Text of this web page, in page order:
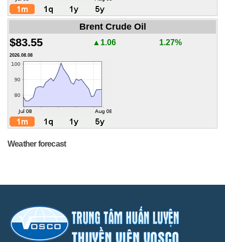
Brent Crude Oil
$83.55 ▲1.06 1.27%
2026.08.08
Weather forecast